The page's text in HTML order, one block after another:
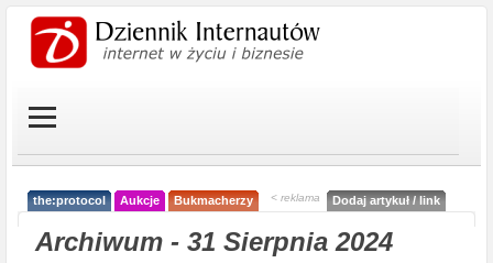
the:protocol Aukcje Bukmacherzy < reklama Dodaj artykuł / link
Archiwum - 31 Sierpnia 2024